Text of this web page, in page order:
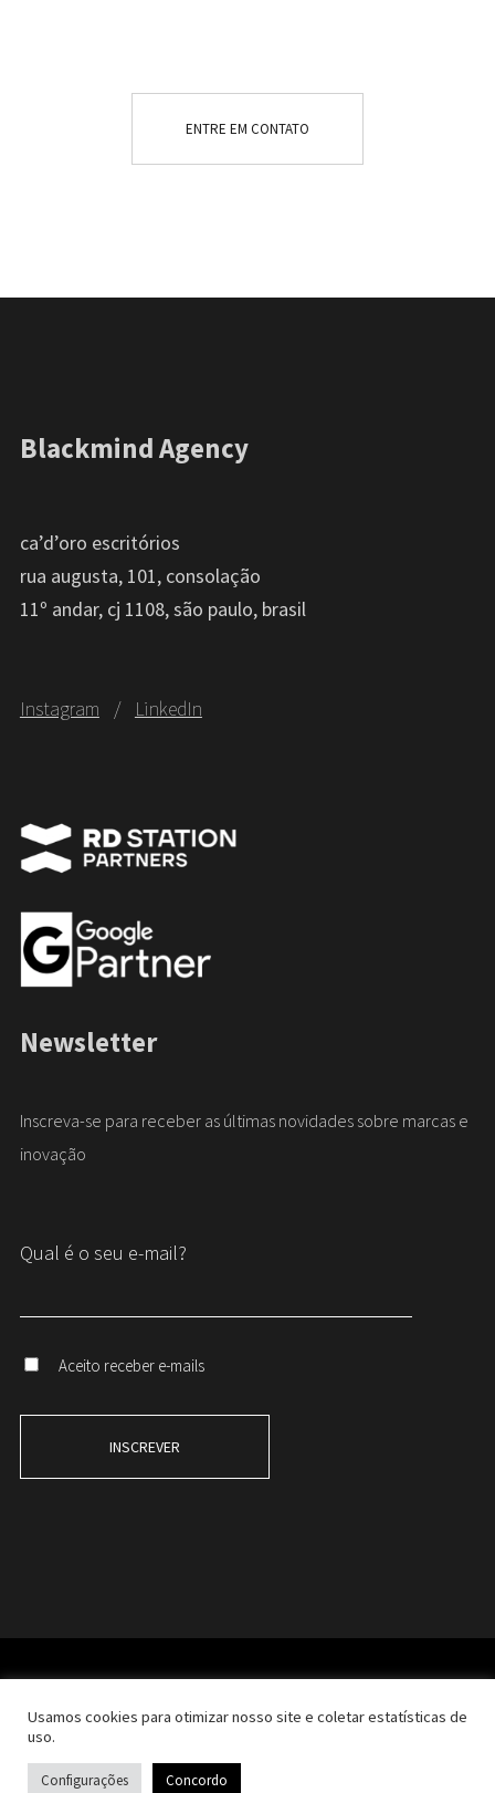
ENTRE EM CONTATO
Blackmind Agency
ca’d’oro escritórios
rua augusta, 101, consolação
11º andar, cj 1108, são paulo, brasil
Instagram / LinkedIn
Newsletter
Inscreva-se para receber as últimas novidades sobre marcas e
inovação
Qual é o seu e-mail?
Aceito receber e-mails
Política de Privacidade
Usamos cookies para otimizar nosso site e coletar estatísticas de
uso.
Configurações Concordo